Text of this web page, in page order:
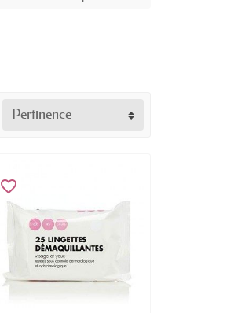
Pertinence
favorite_border